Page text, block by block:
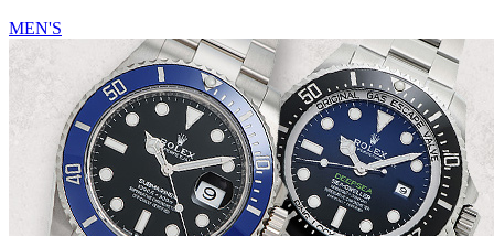
MEN'S